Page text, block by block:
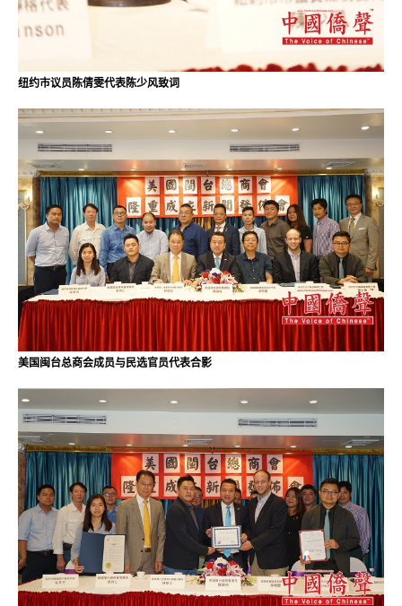
纽约市议员陈倩雯代表陈少风致词
美国闽台总商会成员与民选官员代表合影